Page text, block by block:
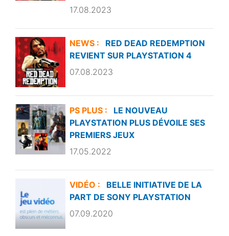
17.08.2023
NEWS :
RED DEAD REDEMPTION
REVIENT SUR PLAYSTATION 4
07.08.2023
PS PLUS :
LE NOUVEAU
PLAYSTATION PLUS DÉVOILE SES
PREMIERS JEUX
17.05.2022
VIDÉO :
BELLE INITIATIVE DE LA
PART DE SONY PLAYSTATION
07.09.2020